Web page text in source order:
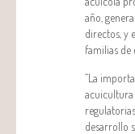
año,
directos, y
familias de
“La
desarrollo